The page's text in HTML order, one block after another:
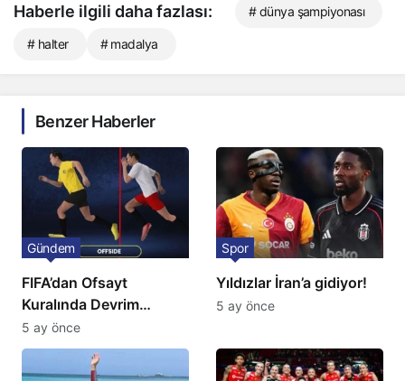
Haberle ilgili daha fazlası: # dünya şampiyonası
# halter # madalya
Benzer Haberler
FIFA’dan Ofsayt
Kuralında Devrim
Niteliğinde Onay
Gündem
5 ay önce
Yıldızlar İran’a gidiyor!
Spor
5 ay önce